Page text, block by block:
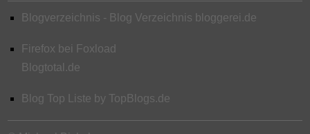
Blogverzeichnis - Blog Verzeichnis bloggerei.de
Firefox bei Foxload
Blogtotal.de
Blog Top Liste by TopBlogs.de